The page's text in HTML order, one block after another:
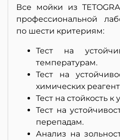
Все мойки из
профессиональной
по шести критериям:
Тест на
температурам.
Тест на
химических
Тест на стойкость к
Тест на
перепадам.
Анализ на